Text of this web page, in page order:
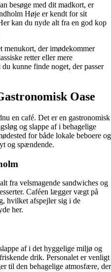
besøge med dit madkort, er
Høje er kendt for sit
kan du nyde alt fra en god kop
menukort, der imødekommer
retter eller mere
kunne finde noget, der passer
Oase
en café. Det er en gastronomisk
og slappe af i behagelige
for både lokale beboere og
og spændende.
fra velsmagende sandwiches og
Caféen lægger vægt på
hvilket afspejler sig i de
her.
af i det hyggelige miljø og
drik. Personalet er venligt
til den behagelige atmosfære, der